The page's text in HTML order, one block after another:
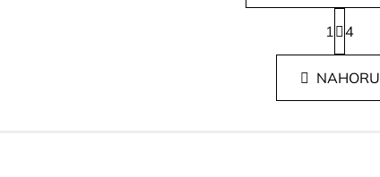
O
v
l
á
S
t
r
n
k
1 4
NAHORU